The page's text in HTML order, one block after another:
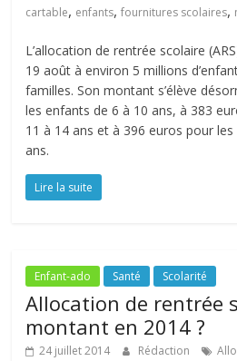
cartable, enfants,fournitures scolaires,
L’allocation de rentrée scolaire
19 août à environ 5 millions
familles. Son montant s’élève
les enfants de 6 à 10 ans, à 383
11 à 14 ans et à 396 euros pour
ans.
Lire la suite
Enfant-ado Santé Scolarité
Allocation de rentrée
montant en 2014 ?
24 juillet 2014 Rédaction